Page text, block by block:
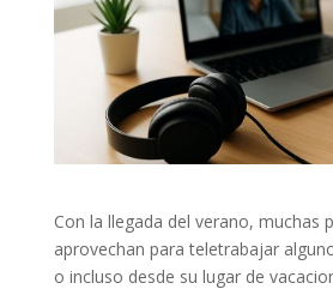
Con la llegada del verano, muchas
aprovechan para teletrabajar
o incluso desde su lugar de